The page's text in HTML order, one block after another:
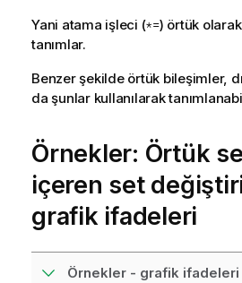
Yani atama işleci (*=) örtük
tanımlar.
Benzer şekilde örtük bileşimler,
da şunlar kullanılarak
Örnekler: Örtük
içeren set
grafik ifadeleri
Örnekler - grafik ifadeleri